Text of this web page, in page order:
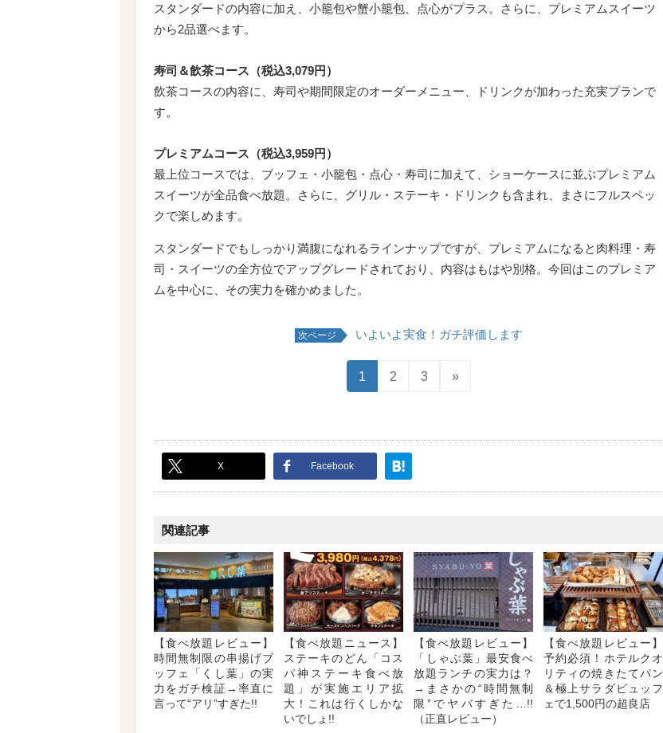
スタンダードの内容に加え、小籠包や蟹小籠包、点心がプラス。さらに、プレミアムスイーツ
から2品選べます。
寿司＆飲茶コース（税込3,079円）
飲茶コースの内容に、寿司や期間限定のオーダーメニュー、ドリンクが加わった充実プランで
す。
プレミアムコース（税込3,959円）
最上位コースでは、ブッフェ・小籠包・点心・寿司に加えて、ショーケースに並ぶプレミアム
スイーツが全品食べ放題。さらに、グリル・ステーキ・ドリンクも含まれ、まさにフルスペッ
クで楽しめます。
スタンダードでもしっかり満腹になれるラインナップですが、プレミアムになると肉料理・寿
司・スイーツの全方位でアップグレードされており、内容はもはや別格。今回はこのプレミア
ムを中心に、その実力を確かめました。
次ページ いよいよ実食！ガチ評価します
1 2 3 »
X Facebook
関連記事
【食べ放題レビュー】
時間無制限の串揚げブ
ッフェ「くし葉」の実
力をガチ検証→率直に
言って“アリ”すぎた!!
【食べ放題ニュース】
ステーキのどん「コス
パ神ステーキ食べ放
題」が実施エリア拡
大！これは行くしかな
いでしょ!!
【食べ放題レビュー】
「​​しゃぶ葉」最安食べ
放題ランチの実力は？
→まさかの“時間無制
限”でヤバすぎた…!!
（正直レビュー）
【食べ放題レビュー】
予約必須！ホテルクオ
リティの焼きたてパン
＆極上サラダビュッフ
ェで1,500円の超良店